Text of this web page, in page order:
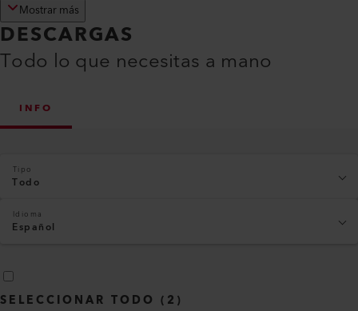
Mostrar más
DESCARGAS
Todo lo que necesitas a mano
INFO
Tipo
Todo
Idioma
Español
SELECCIONAR TODO ( 2 )